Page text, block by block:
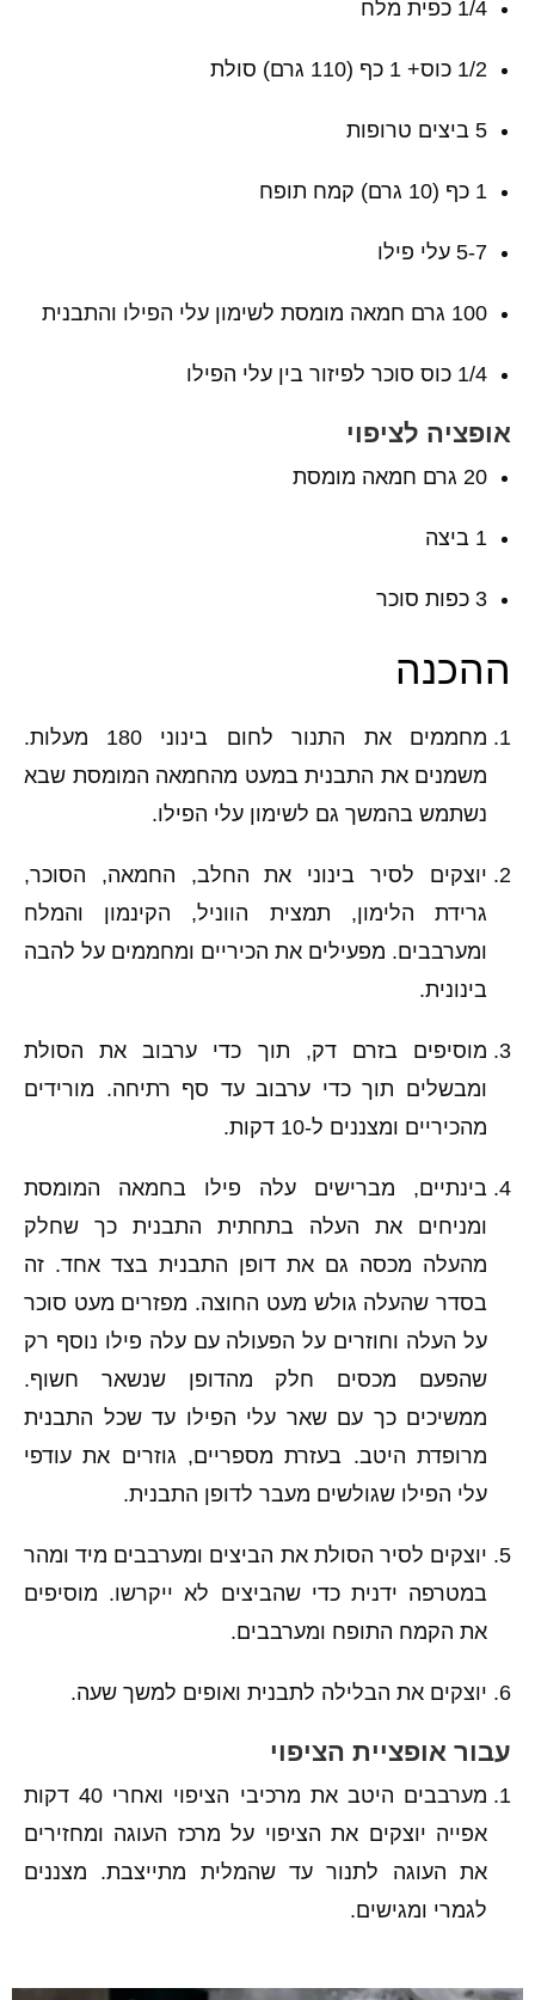
1/4 כפית מלח
1/2 כוס+ 1 כף (110 גרם) סולת
5 ביצים טרופות
1 כף (10 גרם) קמח תופח
5-7 עלי פילו
100 גרם חמאה מומסת לשימון עלי הפילו והתבנית
1/4 כוס סוכר לפיזור בין עלי הפילו
אופציה לציפוי
20 גרם חמאה מומסת
1 ביצה
3 כפות סוכר
ההכנה
מחממים את התנור לחום בינוני 180 מעלות.
משמנים את התבנית במעט מהחמאה המומסת שבא
נשתמש בהמשך גם לשימון עלי הפילו.
יוצקים לסיר בינוני את החלב, החמאה, הסוכר,
גרידת הלימון, תמצית הווניל, הקינמון והמלח
ומערבבים. מפעילים את הכיריים ומחממים על להבה
בינונית.
מוסיפים בזרם דק, תוך כדי ערבוב את הסולת
ומבשלים תוך כדי ערבוב עד סף רתיחה. מורידים
מהכיריים ומצננים ל-10 דקות.
בינתיים, מברישים עלה פילו בחמאה המומסת
ומניחים את העלה בתחתית התבנית כך שחלק
מהעלה מכסה גם את דופן התבנית בצד אחד. זה
בסדר שהעלה גולש מעט החוצה. מפזרים מעט סוכר
על העלה וחוזרים על הפעולה עם עלה פילו נוסף רק
שהפעם מכסים חלק מהדופן שנשאר חשוף.
ממשיכים כך עם שאר עלי הפילו עד שכל התבנית
מרופדת היטב. בעזרת מספריים, גוזרים את עודפי
עלי הפילו שגולשים מעבר לדופן התבנית.
יוצקים לסיר הסולת את הביצים ומערבבים מיד ומהר
במטרפה ידנית כדי שהביצים לא ייקרשו. מוסיפים
את הקמח התופח ומערבבים.
יוצקים את הבלילה לתבנית ואופים למשך שעה.
עבור אופציית הציפוי
מערבבים היטב את מרכיבי הציפוי ואחרי 40 דקות
אפייה יוצקים את הציפוי על מרכז העוגה ומחזירים
את העוגה לתנור עד שהמלית מתייצבת. מצננים
לגמרי ומגישים.